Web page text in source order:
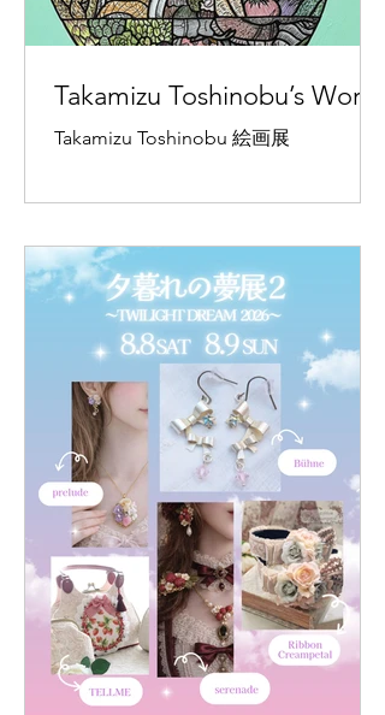
━……‥‥・‥‥……━━……‥‥・
‥‥……━
Takamizu Toshinobu’s Works
Takamizu Toshinobu 絵画展